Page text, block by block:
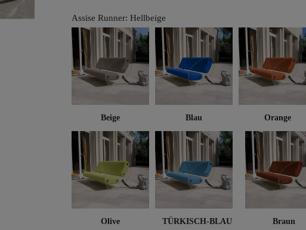
Assise Runner: Hellbeige
Beige Blau Orange
Olive TÜRKISCH-BLAU Braun